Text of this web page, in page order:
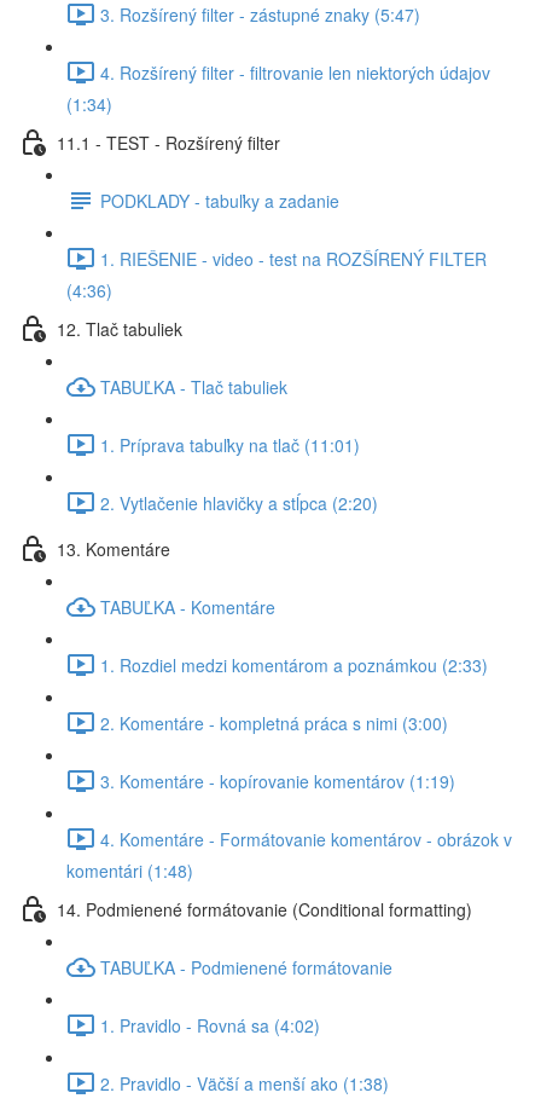
3. Rozšírený filter - zástupné znaky (5:47)
4. Rozšírený filter - filtrovanie len niektorých údajov
(1:34)
11.1 - TEST - Rozšírený filter
PODKLADY - tabuľky a zadanie
1. RIEŠENIE - video - test na ROZŠÍRENÝ FILTER
(4:36)
12. Tlač tabuliek
TABUĽKA - Tlač tabuliek
1. Príprava tabuľky na tlač (11:01)
2. Vytlačenie hlavičky a stĺpca (2:20)
13. Komentáre
TABUĽKA - Komentáre
1. Rozdiel medzi komentárom a poznámkou (2:33)
2. Komentáre - kompletná práca s nimi (3:00)
3. Komentáre - kopírovanie komentárov (1:19)
4. Komentáre - Formátovanie komentárov - obrázok v
komentári (1:48)
14. Podmienené formátovanie (Conditional formatting)
TABUĽKA - Podmienené formátovanie
1. Pravidlo - Rovná sa (4:02)
2. Pravidlo - Väčší a menší ako (1:38)